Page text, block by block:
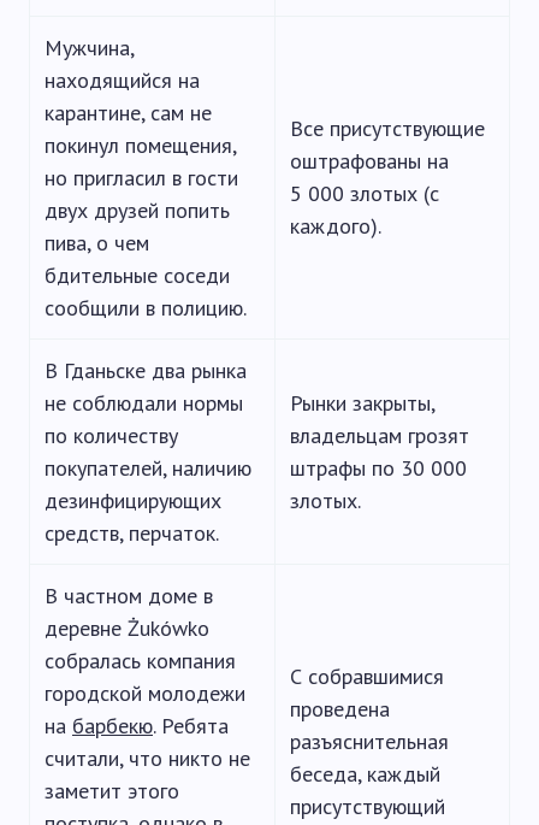
Мужчина,
находящийся на
карантине, сам не
покинул помещения,
но пригласил в гости
двух друзей попить
пива, о чем
бдительные соседи
сообщили в полицию.
Все присутствующие
оштрафованы на
5 000 злотых (с
каждого).
В Гданьске два рынка
не соблюдали нормы
по количеству
покупателей, наличию
дезинфицирующих
средств, перчаток.
Рынки закрыты,
владельцам грозят
штрафы по 30 000
злотых.
В частном доме в
деревне Żukówko
собралась компания
городской молодежи
на барбекю. Ребята
считали, что никто не
заметит этого
С собравшимися
проведена
разъяснительная
беседа, каждый
присутствующий